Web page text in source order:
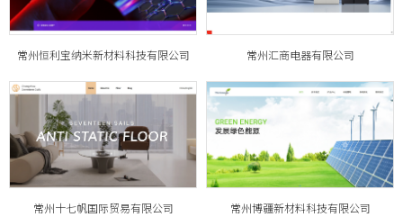
常州恒利宝纳米新材料科技有限公司 常州汇商电器有限公司
常州十七帆国际贸易有限公司 常州博疆新材料科技有限公司